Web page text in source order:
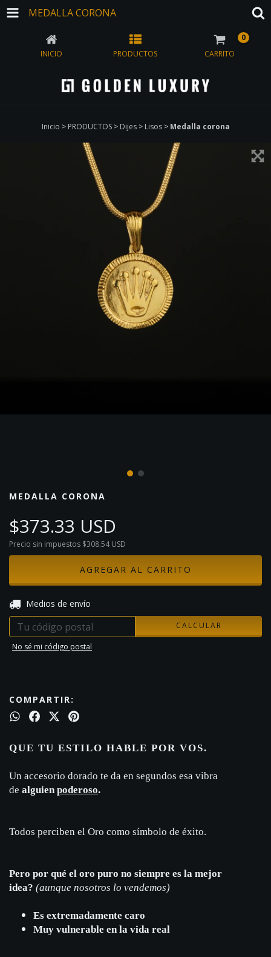
MEDALLA CORONA
INICIO PRODUCTOS CARRITO
0
Inicio > PRODUCTOS > Dijes > Lisos > Medalla corona
MEDALLA CORONA
$373.33 USD
Precio sin impuestos $308.54 USD
Entregas para el CP:
Medios de envío
CALCULAR
No sé mi código postal
COMPARTIR:
QUE TU ESTILO HABLE POR VOS.
Un accesorio dorado te da en segundos esa vibra
de alguienpoderoso.
Todos perciben el Oro como símbolo de éxito.
Pero por qué el oro puro no siempre es la mejor
idea? (aunque nosotros lo vendemos)
Es extremadamente caro
Muy vulnerable en la vida real